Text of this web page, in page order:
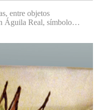
entre objetos
Águila Real, símbolo…